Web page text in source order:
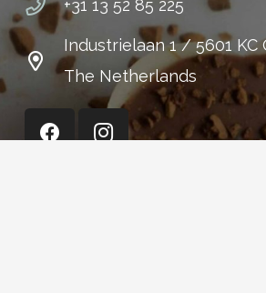
+31 13 52 85 225
Industrielaan 1 / 5601 KC
The Netherlands